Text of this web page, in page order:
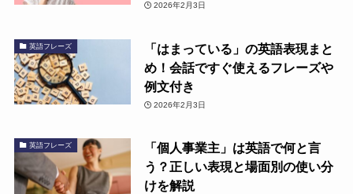
2026年2月3日
英語フレーズ
「はまっている」の英語表現まと
め！会話ですぐ使えるフレーズや
例文付き
2026年2月3日
英語フレーズ
「個人事業主」は英語で何と言
う？正しい表現と場面別の使い分
けを解説